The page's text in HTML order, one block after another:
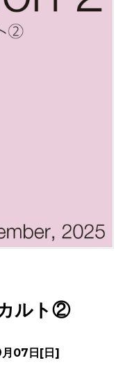
ルト②
07日[日]